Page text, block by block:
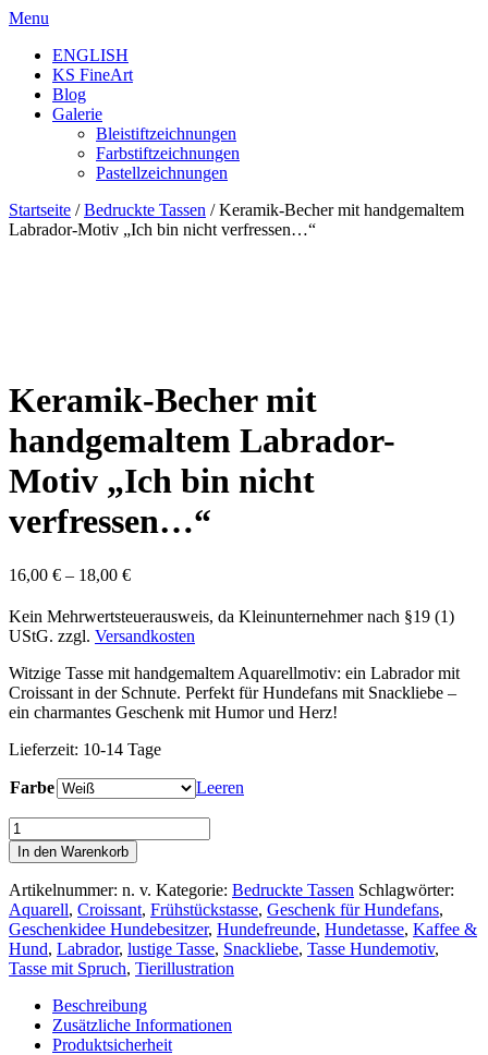
Skip
content
Menu
ENGLISH
KS FineArt
Blog
Galerie
Bleistiftzeichnungen
Farbstiftzeichnungen
Pastellzeichnungen
Startseite /Bedruckte Tassen / Keramik-Becher mit handgemaltem
Labrador-Motiv „Ich bin nicht verfressen…“
Keramik-Becher mit
handgemaltem Labrador-
Motiv „Ich bin nicht
verfressen…“
16,00 € – 18,00 €
Kein Mehrwertsteuerausweis, da Kleinunternehmer nach §19 (1)
UStG. zzgl. Versandkosten
Witzige Tasse mit handgemaltem Aquarellmotiv: ein Labrador mit
Croissant in der Schnute. Perfekt für Hundefans mit Snackliebe –
ein charmantes Geschenk mit Humor und Herz!
Lieferzeit: 10-14 Tage
Farbe Leeren
Keramik-
Becher
mit
handgemaltem
Labrador-
Motiv
"Ich
bin
nicht
verfressen..."
Menge
In den Warenkorb
Artikelnummer: n. v. Kategorie: Bedruckte Tassen Schlagwörter:
Aquarell, Croissant, Frühstückstasse, Geschenk für Hundefans,
Geschenkidee Hundebesitzer, Hundefreunde, Hundetasse, Kaffee &
Hund, Labrador, lustige Tasse, Snackliebe, Tasse Hundemotiv,
Tasse mit Spruch, Tierillustration
Beschreibung
Zusätzliche Informationen
Produktsicherheit